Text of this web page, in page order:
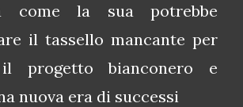
come la sua potrebbe
il tassello mancante per
progetto bianconero e
nuova era di successi